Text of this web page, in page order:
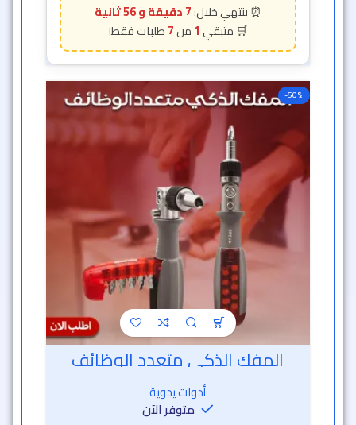
7 دقيقة و 54 ثانية
1
7
-50%
المفك الذكي متعدد الوظائف
أدوات يدوية
متوفر الآن